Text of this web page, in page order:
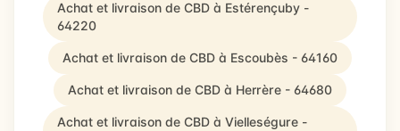
Achat et livraison de CBD à Estérençuby -
64220
Achat et livraison de CBD à Escoubès - 64160
Achat et livraison de CBD à Herrère - 64680
Achat et livraison de CBD à Vielleségure -